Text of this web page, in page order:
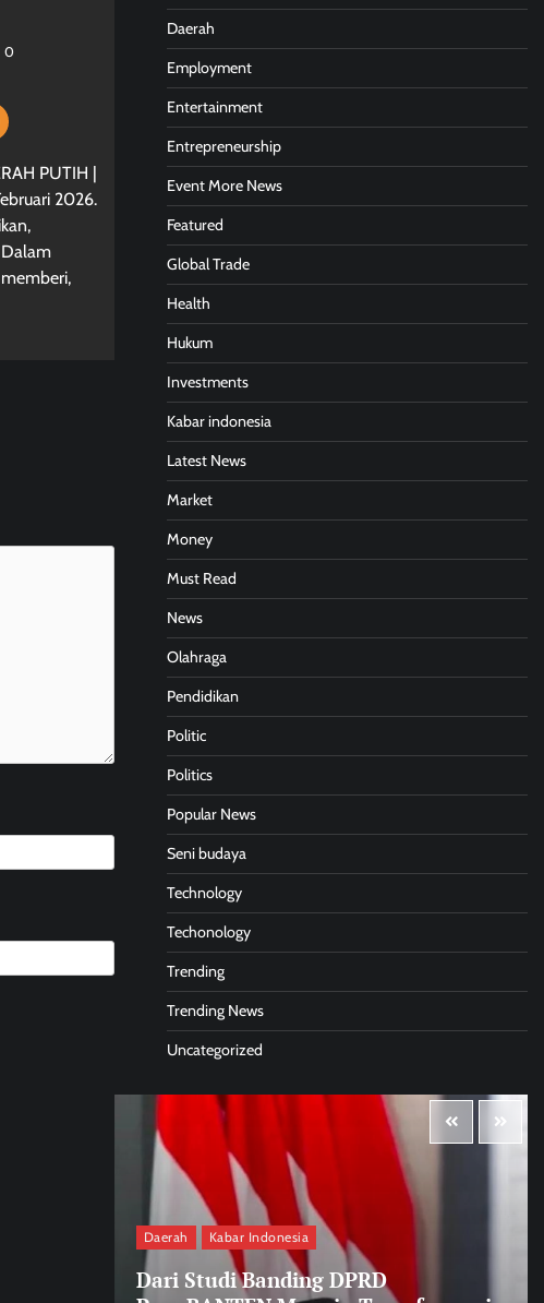
0
PUTIH |
2026.
Daerah
Employment
Entertainment
Entrepreneurship
Event More News
Featured
Global Trade
Health
Hukum
Investments
Kabar indonesia
Latest News
Market
Money
Must Read
News
Olahraga
Pendidikan
Politic
Politics
Popular News
Seni budaya
Technology
Techonology
Trending
Trending News
Uncategorized
Daerah Kabar Indonesia
Dari Studi Banding DPRD